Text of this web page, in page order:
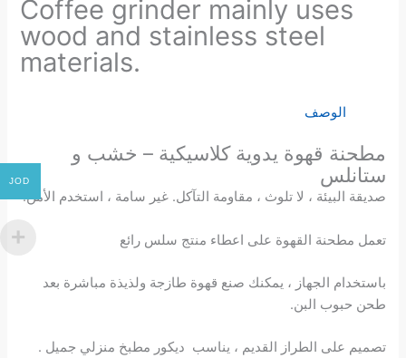
Coffee grinder mainly uses
wood and stainless steel
materials.
الوصف
مطحنة قهوة يدوية كلاسيكية – خشب و
ستانلس
صديقة البيئة ، لا تلوث ، مقاومة التآكل. غير سامة ، استخدم الأمن.
تعمل مطحنة القهوة على اعطاء منتج سلس رائع
باستخدام الجهاز ، يمكنك صنع قهوة طازجة ولذيذة مباشرة بعد
طحن حبوب البن.
تصميم على الطراز القديم ، يناسب ديكور مطبخ منزلي جميل .
JOD